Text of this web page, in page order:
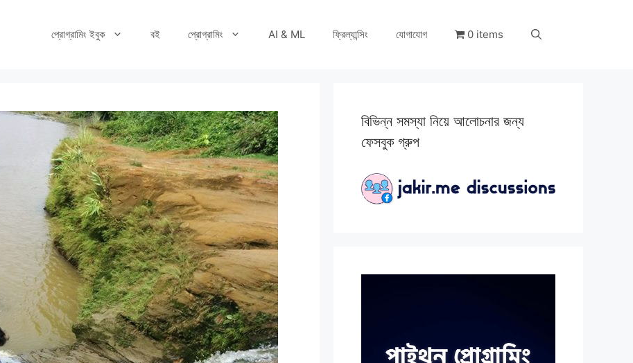
প্রোগ্রামিং ইবুক বই প্রোগ্রামিং AI & ML ফ্রিল্যান্সিং যোগাযোগ 0 items
বিভিন্ন সমস্যা নিয়ে আলোচনার জন্য
ফেসবুক গ্রুপ